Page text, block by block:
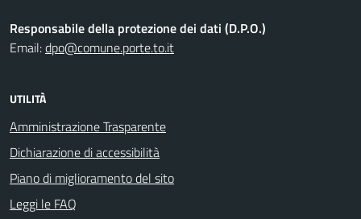
Responsabile della protezione dei dati (D.P.O.)
Email:dpo@comune.porte.to.it
UTILITÀ
Amministrazione Trasparente
Dichiarazione di accessibilità
Piano di miglioramento del sito
Leggi le FAQ